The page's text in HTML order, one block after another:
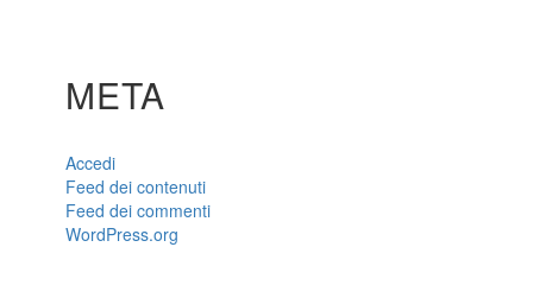
META
Accedi
Feed dei contenuti
Feed dei commenti
WordPress.org